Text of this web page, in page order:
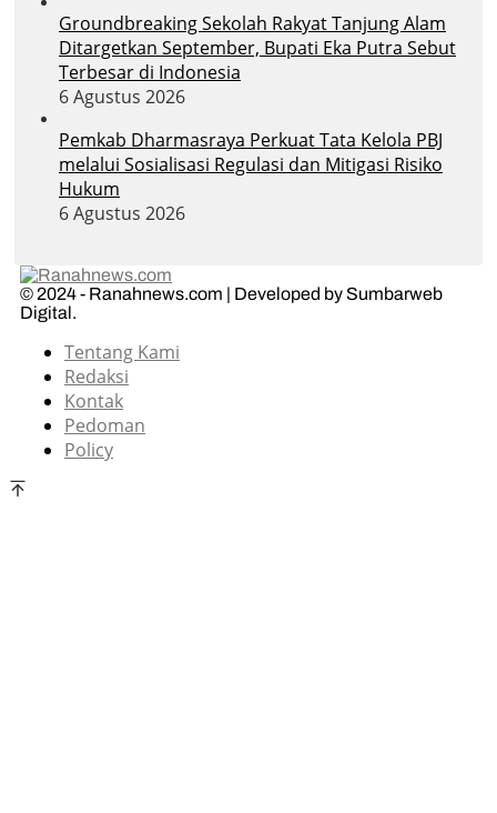
Groundbreaking Sekolah Rakyat Tanjung Alam
Ditargetkan September, Bupati Eka Putra Sebut
Terbesar di Indonesia
6 Agustus 2026
Pemkab Dharmasraya Perkuat Tata Kelola PBJ
melalui Sosialisasi Regulasi dan Mitigasi Risiko
Hukum
6 Agustus 2026
© 2024 - Ranahnews.com | Developed by Sumbarweb
Digital.
Tentang Kami
Redaksi
Kontak
Pedoman
Policy